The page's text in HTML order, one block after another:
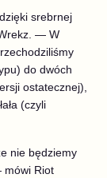
srebrnej
— W
do dwóch
ostatecznej),
(czyli
nie będziemy
mówi Riot